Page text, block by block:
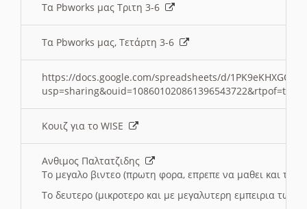
Τα Pbworks μας Τριτη 3-6
Τα Pbworks μας, Τετάρτη 3-6
https://docs.google.com/spreadsheets/d/
Κουιζ για το WISE
Ανθιμος Παλτατζιδης
Το μεγαλο βιντεο (πρωτη φορα, επρεπε να μαθει και το
Το δευτερο (μικροτερο και με μεγαλυτερη εμπειρια